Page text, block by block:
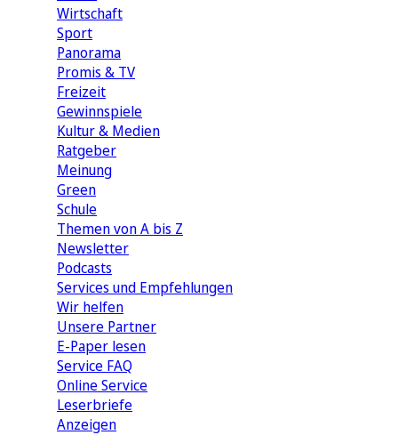
Wirtschaft
Sport
Panorama
Promis & TV
Freizeit
Gewinnspiele
Kultur & Medien
Ratgeber
Meinung
Green
Schule
Themen von A bis Z
Newsletter
Podcasts
Services und Empfehlungen
Wir helfen
Unsere Partner
E-Paper lesen
Service FAQ
Online Service
Leserbriefe
Anzeigen